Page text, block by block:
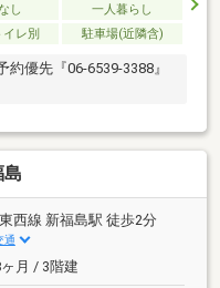
し
一人暮らし
イレ別 駐車場(近隣含)
優先『06-6539-3388』
島
東西線 新福島駅 徒歩2分
通
月 / 3階建